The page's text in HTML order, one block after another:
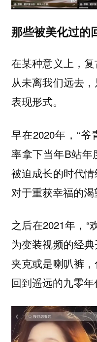
那些被美化过的
在某种意义上，
从未离我们远去
表现形式。
早在2020年，“爷
率拿下当年B站
被迫成长的时代
对于重获幸福的渴
之后在2021年，“
为变装视频的经
夹克或是喇叭裤
回到遥远的九零年